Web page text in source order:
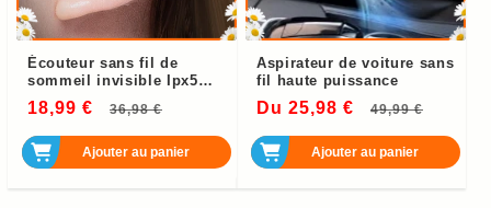
Écouteur sans fil de
sommeil invisible Ipx5
étanche
18,99 €
Prix
habituel
36,98 €
soldé
Ajouter au panier
Aspirateur de voiture sans
fil haute puissance
Du 25,98 €
Prix
habituel
49,99 €
soldé
Ajouter au panier